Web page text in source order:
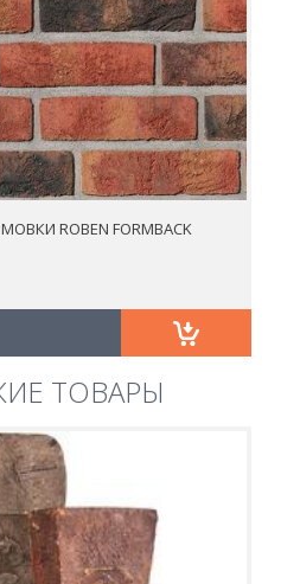
ROBEN FORMBACK
ТОВАРЫ